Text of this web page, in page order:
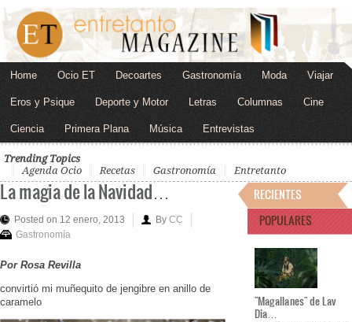
Home Ocio ET Decoartes Gastronomía Moda Viajar
Eros y Psique Deporte y Motor Letras Columnas Cine
Ciencia Primera Plana Música Entrevistas
Trending Topics
Agenda Ocio
Recetas Gastronomía Entretanto
La magia de la Navidad…
Posted on 12 enero, 2013 By CC
Gastronomía
Por Rosa Revilla
convirtió mi muñequito de jengibre en anillo de
caramelo
RECIENTES
POPULARES
"Magallanes" de Lav
Dia…